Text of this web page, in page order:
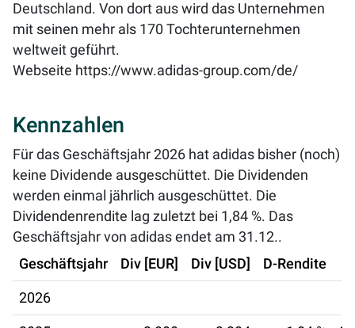
Deutschland. Von dort aus wird das Unternehmen
mit seinen mehr als 170 Tochterunternehmen
weltweit geführt.
Webseite https://www.adidas-group.com/de/
Kennzahlen
Für das Geschäftsjahr 2026 hat adidas bisher (noch)
keine Dividende ausgeschüttet. Die Dividenden
werden einmal jährlich ausgeschüttet. Die
Dividendenrendite lag zuletzt bei 1,84 %. Das
Geschäftsjahr von adidas endet am 31.12..
Geschäftsjahr
Div [EUR] Div [USD] D-Rendite
2026